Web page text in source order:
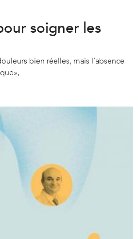
soigner les
bien réelles, mais l’absence